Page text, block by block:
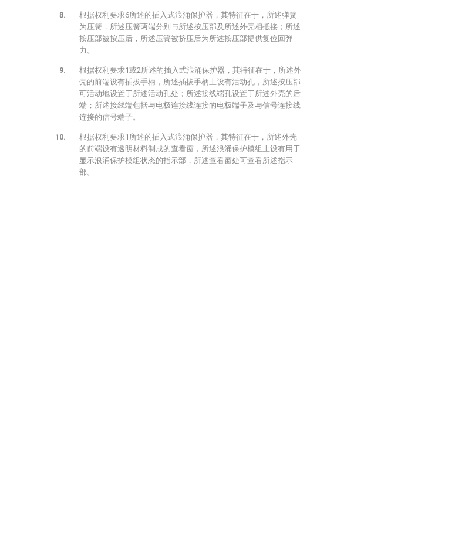
根据权利要求6所述的插入式浪涌保护器，其特征在于，所述弹簧
为压簧，所述压簧两端分别与所述按压部及所述外壳相抵接；所述
按压部被按压后，所述压簧被挤压后为所述按压部提供复位回弹
力。
根据权利要求1或2所述的插入式浪涌保护器，其特征在于，所述外
壳的前端设有插拔手柄，所述插拔手柄上设有活动孔，所述按压部
可活动地设置于所述活动孔处；所述接线端孔设置于所述外壳的后
端；所述接线端包括与电极连接线连接的电极端子及与信号连接线
连接的信号端子。
根据权利要求1所述的插入式浪涌保护器，其特征在于，所述外壳
的前端设有透明材料制成的查看窗，所述浪涌保护模组上设有用于
显示浪涌保护模组状态的指示部，所述查看窗处可查看所述指示
部。